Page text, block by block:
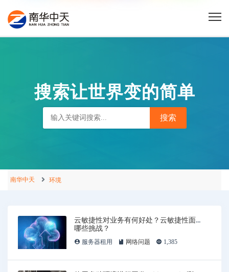
搜索让世界变的简单
南华中天 环境
云敏捷性对业务有何好处？云敏捷性面临
哪些挑战？
服务器租用 网络问题 1,385